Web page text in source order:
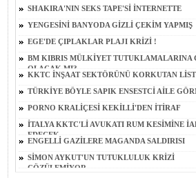
SHAKIRA'NIN SEKS TAPE'Sİ İNTERNETTE
YENGESİNİ BANYODA GİZLİ ÇEKİM YAPMIŞ
EGE'DE ÇIPLAKLAR PLAJI KRİZİ !
BM KIBRIS MÜLKİYET TUTUKLAMALARINA
OLACAK MI?
KKTC İNŞAAT SEKTÖRÜNÜ KORKUTAN
TÜRKİYE BÖYLE SAPIK ENSESTCİ AİLE
PORNO KRALİÇESİ KEKİLLİ'DEN İTİRAF
İTALYA KKTC'Lİ AVUKATI RUM KESİMİNE
EDECEK
ENGELLİ GAZİLERE MAGANDA SALDIRISI
SİMON AYKUT'UN TUTUKLULUK KRİZİ
ÇÖZÜLEMİYOR